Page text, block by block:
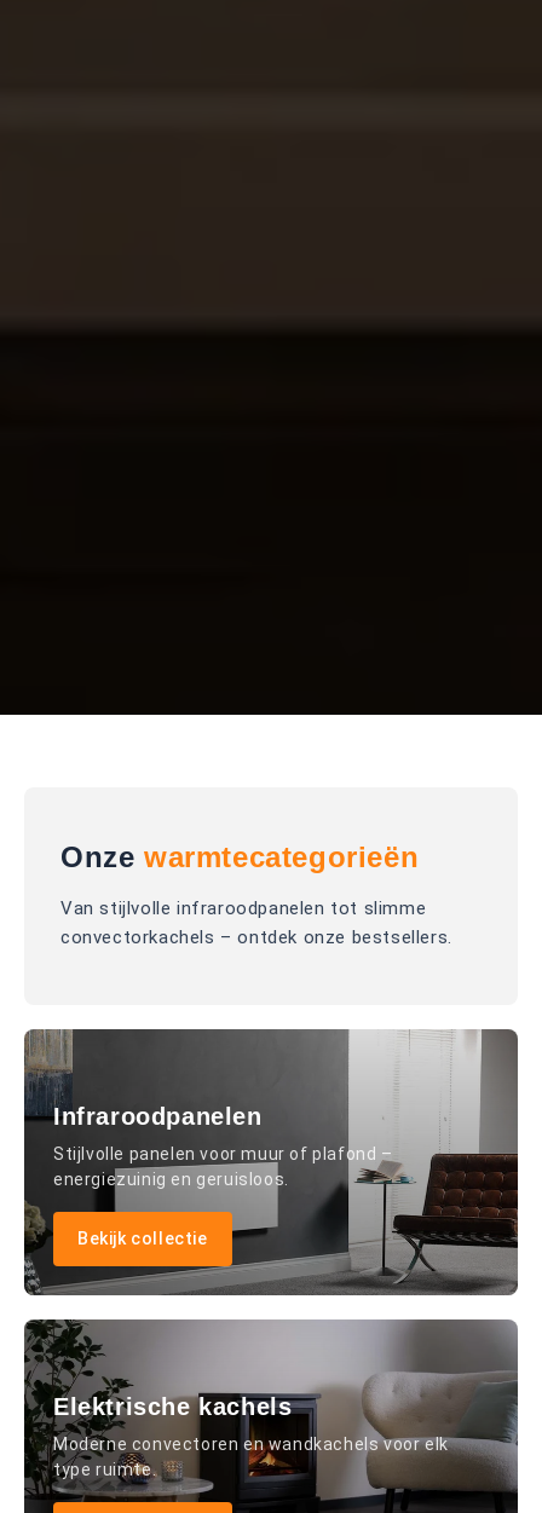
Onze warmtecategorieën
Van stijlvolle infraroodpanelen tot slimme
convectorkachels – ontdek onze bestsellers.
Infraroodpanelen
Stijlvolle panelen voor muur of plafond –
energiezuinig en geruisloos.
Bekijk collectie
Elektrische kachels
Moderne convectoren en wandkachels voor elk
type ruimte.